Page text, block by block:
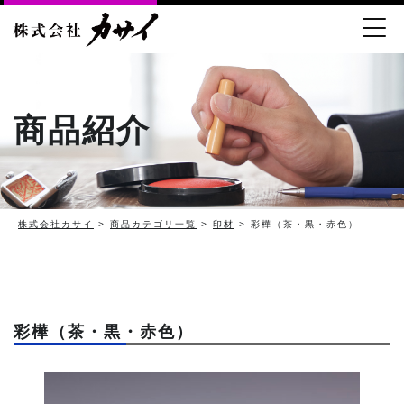
商品紹介
株式会社カサイ > 商品カテゴリ一覧 > 印材 > 彩樺（茶・黒・赤色）
彩樺（茶・黒・赤色）